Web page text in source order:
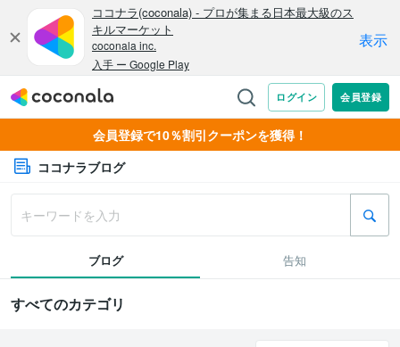
会員登録で10％割引クーポンを獲得！
ココナラブログ
ブログ 告知
すべてのカテゴリ